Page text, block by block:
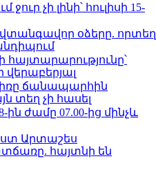
չի լինի՝ հուլիսի 15-
օձերը. որտեղ
ճանապարհին
տեղ չի հասել
ին ժամը 07.00-ից մինչև
Արտաշես
հայտնի են